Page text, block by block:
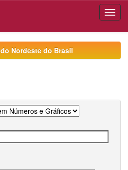
Nordeste do Brasil